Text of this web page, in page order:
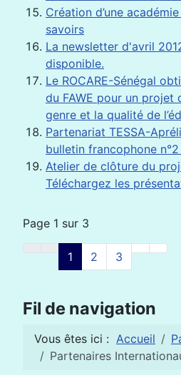
Création d’une
savoirs
La newsletter d'avril
disponible.
Le ROCARE-Sénégal
du FAWE pour un projet
genre et la qualité de
Partenariat TESSA-
bulletin francophone n°2
Atelier de clôture du
Téléchargez les
Page 1 sur 3
1 2 3
Fil de navigation
Vous êtes ici : Accueil
Partenaires